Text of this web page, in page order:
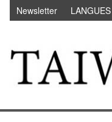
Passer au contenu principal
Newsletter LANGUES